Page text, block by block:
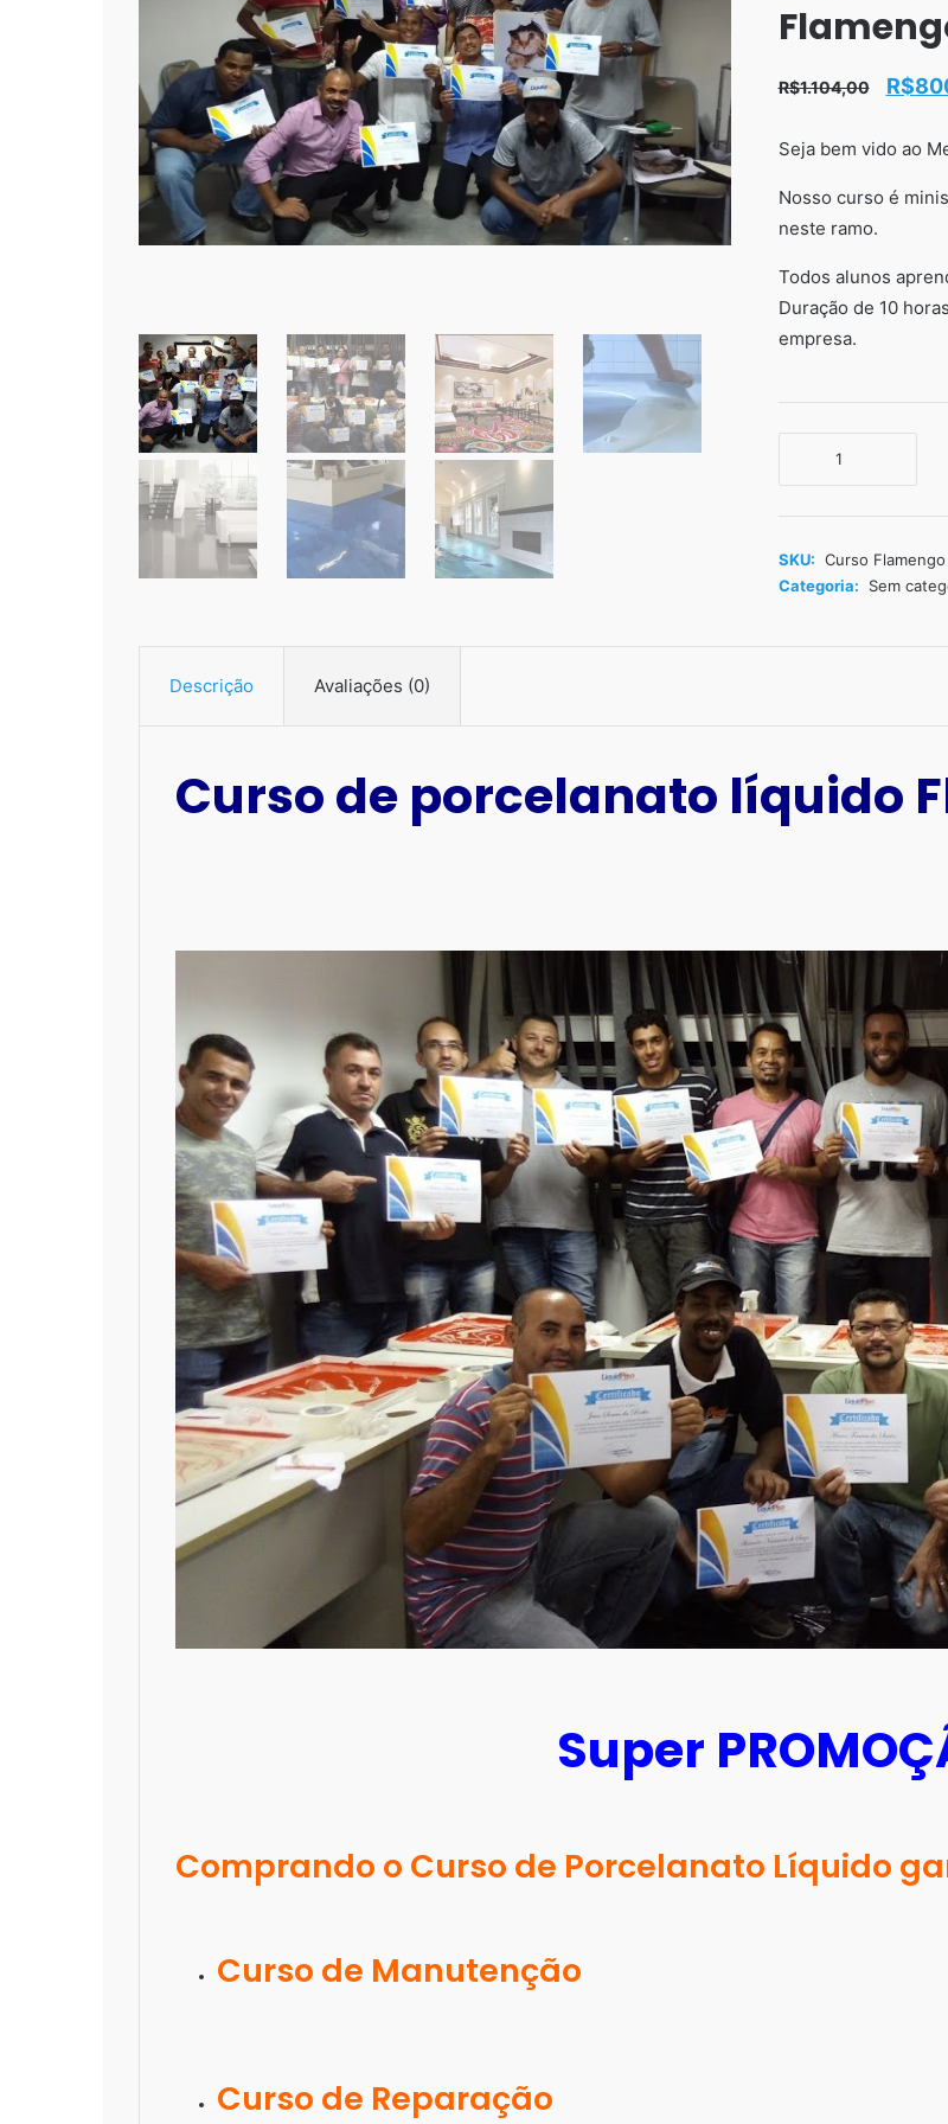
R$1.104,00
O
era:
R$
Seja bem vido ao
Nosso curso é
neste ramo.
Todos alunos
Duração de 10
empresa.
líquido
RJ
quantidade
SKU: Curso Flamengo
Categoria:
Sem
Descrição Avaliações (0)
Curso de porcelanato líquido
Super
Comprando o Curso de Porcelanato Líquido
Curso de Manutenção
Curso de Reparação